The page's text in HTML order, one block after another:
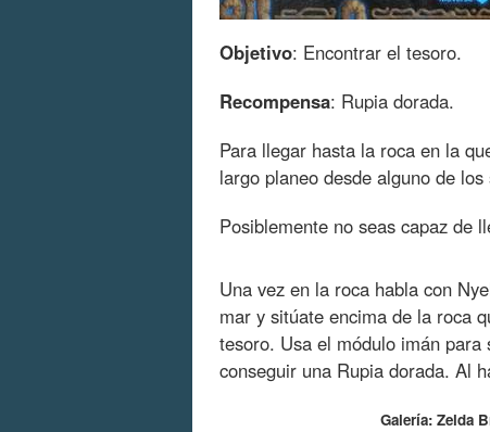
Objetivo: Encontrar el tesoro.
Recompensa: Rupia dorada.
Para llegar hasta la roca en la
largo planeo desde alguno de
Posiblemente no seas capaz de
Una vez en la roca habla con
mar y sitúate encima de la roca
tesoro. Usa el módulo imán
conseguir una Rupia dorada. Al
Galería: Zelda